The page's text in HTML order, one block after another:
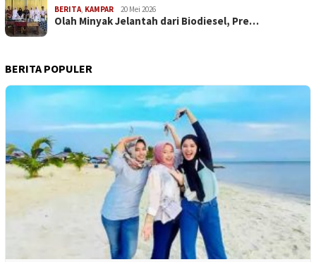
BERITA, KAMPAR 20 Mei 2026
Olah Minyak Jelantah dari Biodiesel, Pre…
BERITA POPULER